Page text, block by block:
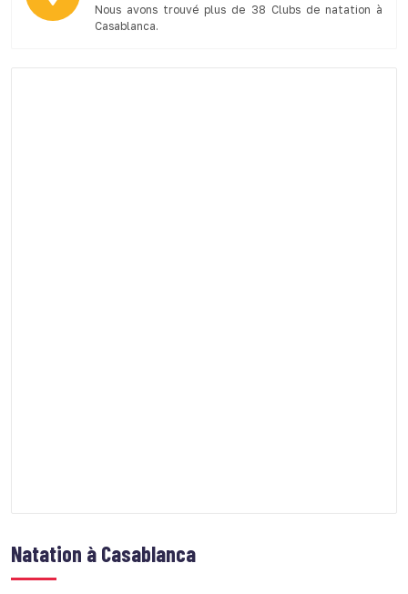
Nous avons trouvé plus de 38 Clubs de natation à
Casablanca.
Natation à Casablanca